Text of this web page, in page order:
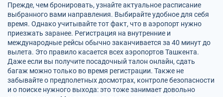
Прежде, чем бронировать, узнайте актуальное расписание
выбранного вами направления. Выбирайте удобное для себя
время. Однако учитывайте тот факт, что в аэропорт нужно
приезжать заранее. Регистрация на внутренние и
международные рейсы обычно заканчивается за 40 минут до
вылета. Это правило касается всех аэропортов Ташкента.
Даже если вы получите посадочный талон онлайн, сдать
багаж можно только во время регистрации. Также не
забывайте о предполетных досмотрах, контроле безопасности
и о поиске нужного выхода: это тоже занимает довольно